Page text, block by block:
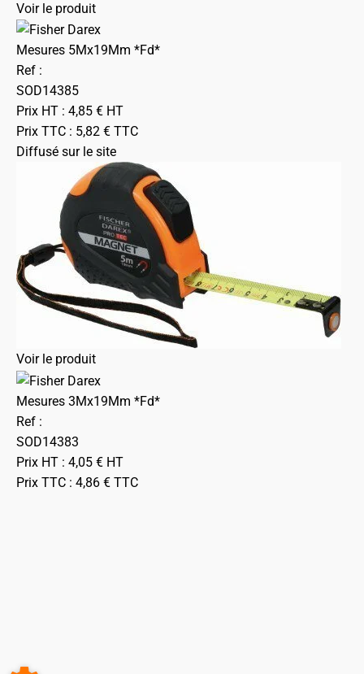
Voir le produit
Mesures 5Mx19Mm *Fd*
Ref :
SOD14385
Prix HT : 4,85 € HT
Prix TTC : 5,82 € TTC
Diffusé sur le site
Voir le produit
Mesures 3Mx19Mm *Fd*
Ref :
SOD14383
Prix HT : 4,05 € HT
Prix TTC : 4,86 € TTC